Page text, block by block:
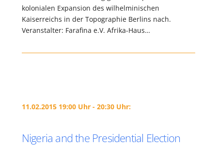
kolonialen Expansion des wilhelminischen
Kaiserreichs in der Topographie Berlins nach.
Veranstalter: Farafina e.V. Afrika-Haus…
11.02.2015 19:00 Uhr - 20:30 Uhr:
Nigeria and the Presidential Election